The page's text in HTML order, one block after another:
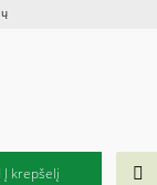
Į krepšelį